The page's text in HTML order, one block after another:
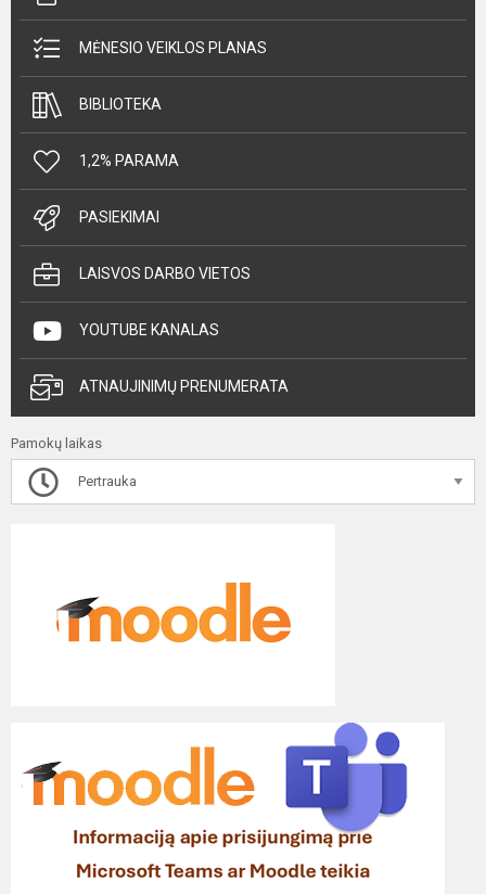
MĖNESIO VEIKLOS PLANAS
BIBLIOTEKA
1,2% PARAMA
PASIEKIMAI
LAISVOS DARBO VIETOS
YOUTUBE KANALAS
ATNAUJINIMŲ PRENUMERATA
Pamokų laikas
Pertrauka